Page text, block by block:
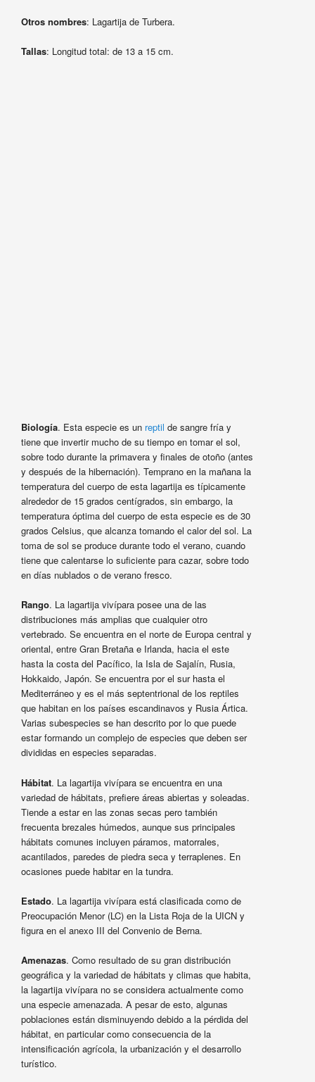
Otros nombres: Lagartija de Turbera.
Tallas: Longitud total: de 13 a 15 cm.
Biología. Esta especie es un reptil de sangre fría y
tiene que invertir mucho de su tiempo en tomar el sol,
sobre todo durante la primavera y finales de otoño (antes
y después de la hibernación). Temprano en la mañana la
temperatura del cuerpo de esta lagartija es típicamente
alrededor de 15 grados centígrados, sin embargo, la
temperatura óptima del cuerpo de esta especie es de 30
grados Celsius, que alcanza tomando el calor del sol. La
toma de sol se produce durante todo el verano, cuando
tiene que calentarse lo suficiente para cazar, sobre todo
en días nublados o de verano fresco.
Rango. La lagartija vivípara posee una de las
distribuciones más amplias que cualquier otro
vertebrado. Se encuentra en el norte de Europa central y
oriental, entre Gran Bretaña e Irlanda, hacia el este
hasta la costa del Pacífico, la Isla de Sajalín, Rusia,
Hokkaido, Japón. Se encuentra por el sur hasta el
Mediterráneo y es el más septentrional de los reptiles
que habitan en los países escandinavos y Rusia Ártica.
Varias subespecies se han descrito por lo que puede
estar formando un complejo de especies que deben ser
divididas en especies separadas.
Hábitat. La lagartija vivípara se encuentra en una
variedad de hábitats, prefiere áreas abiertas y soleadas.
Tiende a estar en las zonas secas pero también
frecuenta brezales húmedos, aunque sus principales
hábitats comunes incluyen páramos, matorrales,
acantilados, paredes de piedra seca y terraplenes. En
ocasiones puede habitar en la tundra.
Estado. La lagartija vivípara está clasificada como de
Preocupación Menor (LC) en la Lista Roja de la UICN y
figura en el anexo III del Convenio de Berna.
Amenazas. Como resultado de su gran distribución
geográfica y la variedad de hábitats y climas que habita,
la lagartija vivípara no se considera actualmente como
una especie amenazada. A pesar de esto, algunas
poblaciones están disminuyendo debido a la pérdida del
hábitat, en particular como consecuencia de la
intensificación agrícola, la urbanización y el desarrollo
turístico.